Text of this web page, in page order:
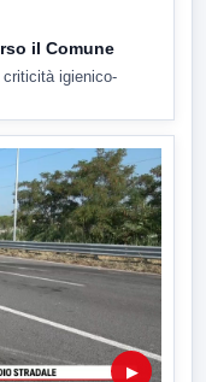
il Comune
igienico-
▶